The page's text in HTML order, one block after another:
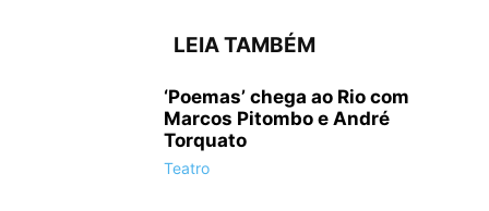
LEIA TAMBÉM
‘Poemas’ chega ao Rio com
Marcos Pitombo e André
Torquato
Teatro